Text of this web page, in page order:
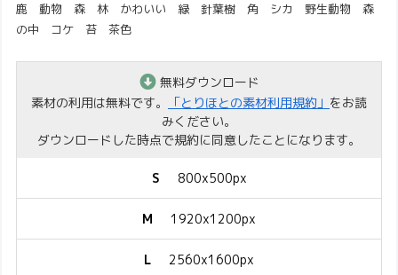
鹿 動物 森 林 かわいい 緑 針葉樹 角 シカ 野生動物 森
の中 コケ 苔 茶色
無料ダウンロード
素材の利用は無料です。
「とりほとの素材利用規約」 をお読
みください。
ダウンロードした時点で規約に同意したことになります。
S 800x500px
M 1920x1200px
L 2560x1600px